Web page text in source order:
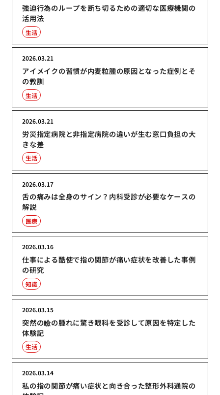
強迫行為のループを断ち切るための適切な医療機関の
活用法
生活
アイメイクの習慣が内麦粒腫の原因となった症例とそ
の教訓
2026.03.21
生活
労災指定病院と非指定病院の違いが生む窓口負担の大
きな差
2026.03.21
生活
舌の痛みは全身のサイン？内科受診が必要なケースの
解説
2026.03.17
医療
仕事による酷使で指の関節が痛い症状を改善した事例
の研究
2026.03.16
知識
突然の瞼の腫れに驚き眼科を受診して原因を特定した
体験記
2026.03.15
生活
私の指の関節が痛い症状と向き合った整形外科通院の
2026.03.14